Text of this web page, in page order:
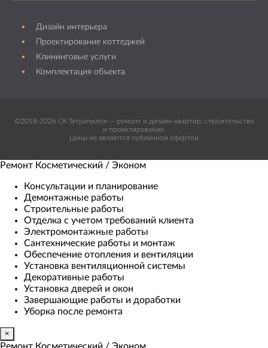
Дизайн интерьера
Проектирование коттеджей
Клининговые услуги
Комплектация объекта
©2018-2026 СК Тетрапилон — ремонт и дизайн квартир, строительство
и проектирование.
Цены не являются публичной офертой
Ремонт Косметический / Эконом​
Консультации и планирование
Демонтажные работы
Строительные работы
Отделка с учетом требований клиента
Электромонтажные работы
Сантехнические работы и монтаж
Обеспечение отопления и вентиляции
Установка вентиляционной системы
Декоративные работы
Установка дверей и окон
Завершающие работы и доработки
Уборка после ремонта
×